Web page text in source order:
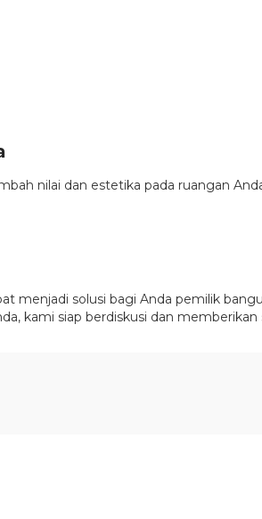
nilai dan estetika pada ruangan
menjadi solusi bagi Anda pemilik
kami siap berdiskusi dan memberikan